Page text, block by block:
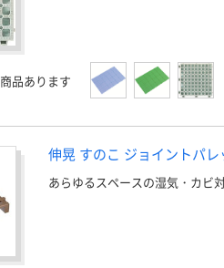
商品あります
伸晃 すのこ ジョイントパレ
あらゆるスペースの湿気・カビ